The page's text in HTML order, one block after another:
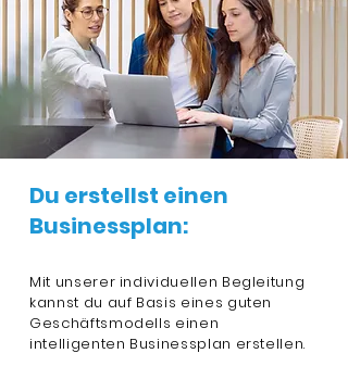
Du erstellst einen
Businessplan:
Mit unserer individuellen Begleitung
kannst du auf Basis eines guten
Geschäftsmodells einen
intelligenten Businessplan erstellen.